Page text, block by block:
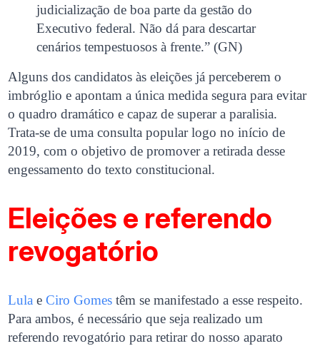
judicialização de boa parte da gestão do
Executivo federal. Não dá para descartar
cenários tempestuosos à frente.” (GN)
Alguns dos candidatos às eleições já perceberem o
imbróglio e apontam a única medida segura para evitar
o quadro dramático e capaz de superar a paralisia.
Trata-se de uma consulta popular logo no início de
2019, com o objetivo de promover a retirada desse
engessamento do texto constitucional.
Eleições e referendo
revogatório
Lula eCiro Gomestêm se manifestado a esse respeito.
Para ambos, é necessário que seja realizado um
referendo revogatório para retirar do nosso aparato